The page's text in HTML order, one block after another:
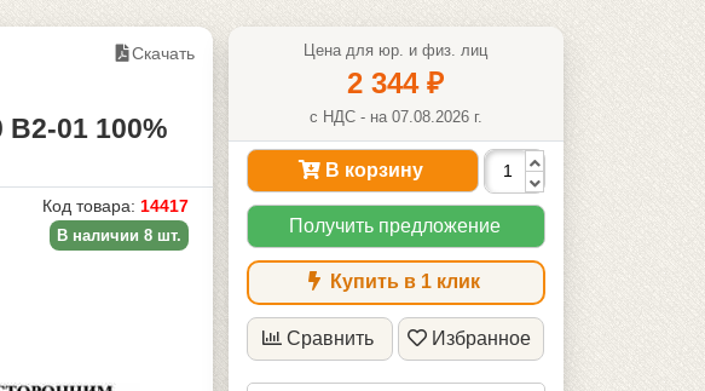
Скачать
В2-01 100%
Код товара: 14417
В наличии 8 шт.
Цена для юр. и физ. лиц
2 344₽
с НДС - на 07.08.2026 г.
В корзину
Получить предложение
Купить в 1 клик
Сравнить Избранное